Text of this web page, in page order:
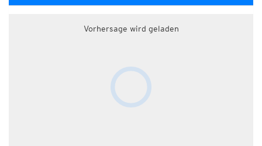
Vorhersage wird geladen